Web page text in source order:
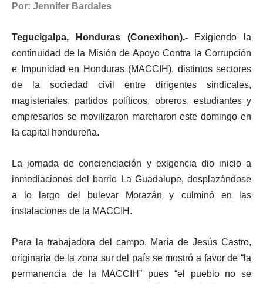
Por: Jennifer Bardales
Tegucigalpa, Honduras (Conexihon).-Exigiendo la
continuidad de la Misión de Apoyo Contra la Corrupción
e Impunidad en Honduras (MACCIH), distintos sectores
de la sociedad civil entre dirigentes sindicales,
magisteriales, partidos políticos, obreros, estudiantes y
empresarios se movilizaron marcharon este domingo en
la capital hondureña.
La jornada de concienciación y exigencia dio inicio a
inmediaciones del barrio La Guadalupe, desplazándose
a lo largo del bulevar Morazán y culminó en las
instalaciones de la MACCIH.
Para la trabajadora del campo, María de Jesús Castro,
originaria de la zona sur del país se mostró a favor de “la
permanencia de la MACCIH” pues “el pueblo no se